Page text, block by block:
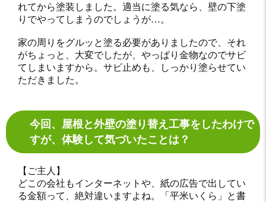
れてから塗装しました。適当に塗る気なら、壁の下塗
りでやってしまうのでしょうが…。
家の周りをグルッと塗る必要がありましたので、それ
がちょっと、大変でしたが、やっぱり金物なのでサビ
てしまいますから。サビ止めも、しっかり塗らせてい
ただきました。
今回、屋根と外壁の塗り替え工事をしたわけで
すが、体験して気づいたことは？
【ご主人】
どこの会社もインターネットや、紙の広告で出してい
る金額って、絶対違いますよね。「平米いくら」と書